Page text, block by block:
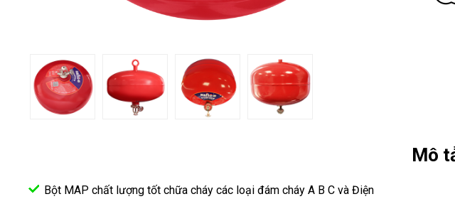
Mô
Bột MAP chất lượng tốt chữa cháy các loại đám cháy A B C và Điện